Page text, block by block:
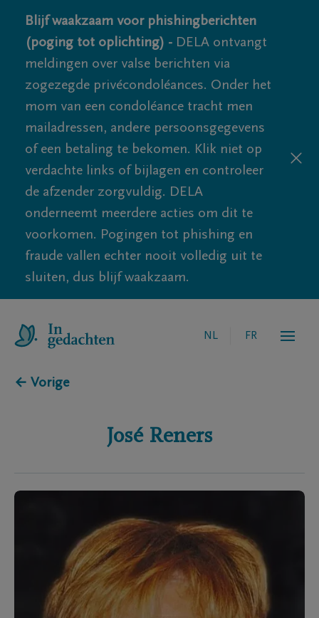
Blijf waakzaam voor phishingberichten
(poging tot oplichting) - DELA ontvangt
meldingen over valse berichten via
zogezegde privécondoléances. Onder het
mom van een condoléance tracht men
mailadressen, andere persoonsgegevens
of een betaling te bekomen. Klik niet op
verdachte links of bijlagen en controleer
de afzender zorgvuldig. DELA
onderneemt meerdere acties om dit te
voorkomen. Pogingen tot phishing en
fraude vallen echter nooit volledig uit te
sluiten, dus blijf waakzaam.
NL FR
← Vorige
José Reners